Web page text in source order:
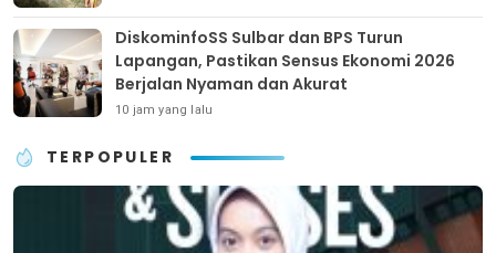
DiskominfoSS Sulbar dan BPS Turun
Lapangan, Pastikan Sensus Ekonomi 2026
Berjalan Nyaman dan Akurat
10 jam yang lalu
TERPOPULER